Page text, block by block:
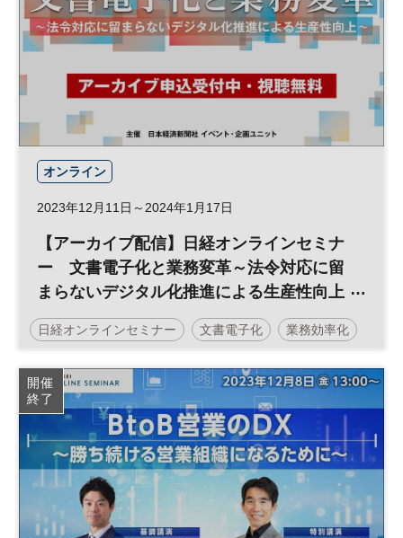
オンライン
2023年12月11日～2024年1月17日
【アーカイブ配信】日経オンラインセミナ
ー 文書電子化と業務変革～法令対応に留
まらないデジタル化推進による生産性向上
～
日経オンラインセミナー 文書電子化 業務効率化
デジタル ペーパーレス
DX
開催
終了